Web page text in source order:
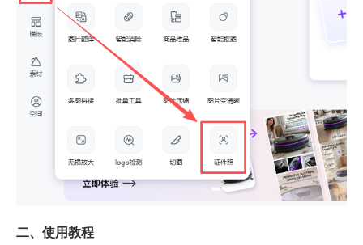
​二、使用教程​